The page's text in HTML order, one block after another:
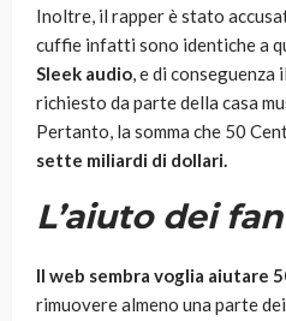
Inoltre, il rapper è stato
cuffie infatti sono identiche a
Sleek audio, e di
richiesto da parte della casa
Pertanto, la somma che 50
sette miliardi di dollari.
L’aiuto dei fan
Il web sembra voglia aiutare
rimuovere almeno una parte